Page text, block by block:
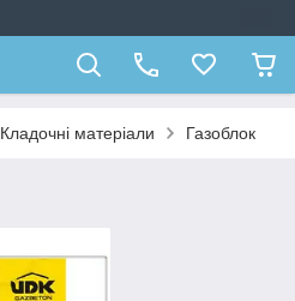
Кладочні матеріали Газоблок